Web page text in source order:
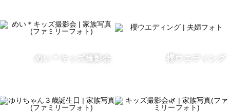
す。
お気軽におっしゃってください！
どこまででも伺わせて頂きます。
めい＊キッズ撮影会 櫻ウエディング